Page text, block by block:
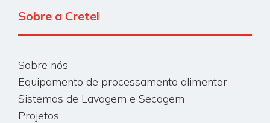
Sobre a Cretel
Sobre nós
Equipamento de processamento alimentar
Sistemas de Lavagem e Secagem
Projetos